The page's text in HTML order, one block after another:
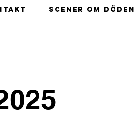
SCENER OM DÖDEN